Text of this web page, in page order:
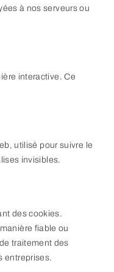
à nos serveurs ou
interactive. Ce
utilisé pour suivre le
invisibles.
des cookies.
fiable ou
traitement des
entreprises.